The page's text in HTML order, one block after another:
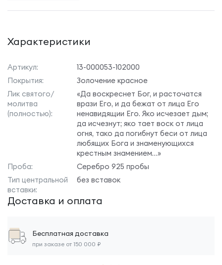
Характеристики
Артикул:
13-000053-102000
Покрытия:
Золочение красное
Лик святого/
молитва
(полностью):
«Да воскреснет Бог, и расточатся
врази Его, и да бежат от лица Его
ненавидящии Его. Яко исчезает дым;
да исчезнут; яко тает воск от лица
огня, тако да погибнут беси от лица
любящих Бога и знаменующихся
крестным знамением…»
Проба:
Серебро 925 пробы
Тип центральной
вставки:
без вставок
Доставка и оплата
Бесплатная доставка
при заказе от 150 000 ₽